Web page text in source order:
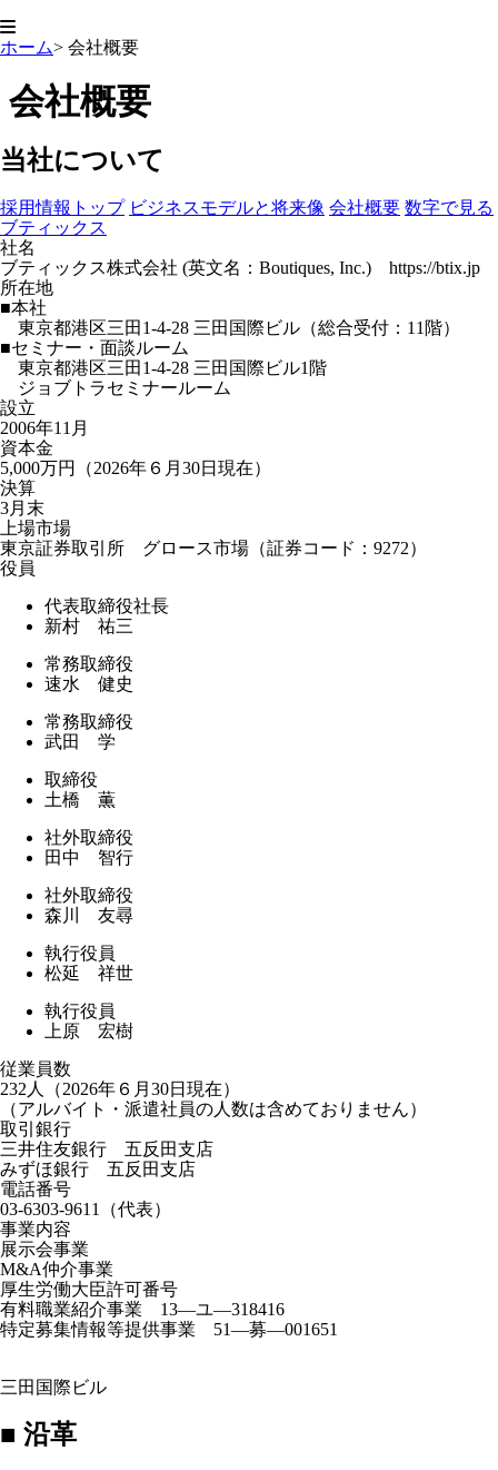
ホーム> 会社概要
会社概要
当社について
採用情報トップ ビジネスモデルと将来像 会社概要 数字で見る
ブティックス
社名
ブティックス株式会社 (英文名：Boutiques, Inc.) https://btix.jp
所在地
■本社
東京都港区三田1-4-28 三田国際ビル（総合受付：11階）
■セミナー・面談ルーム
東京都港区三田1-4-28 三田国際ビル1階
ジョブトラセミナールーム
設立
2006年11月
資本金
5,000万円（2026年６月30日現在）
決算
3月末
上場市場
東京証券取引所 グロース市場（証券コード：9272）
役員
代表取締役社長
新村 祐三
常務取締役
速水 健史
常務取締役
武田 学
取締役
土橋 薫
社外取締役
田中 智行
社外取締役
森川 友尋
執行役員
松延 祥世
執行役員
上原 宏樹
従業員数
232人（2026年６月30日現在）
（アルバイト・派遣社員の人数は含めておりません）
取引銀行
三井住友銀行 五反田支店
みずほ銀行 五反田支店
電話番号
03-6303-9611（代表）
事業内容
展示会事業
M&A仲介事業
厚生労働大臣許可番号
有料職業紹介事業 13―ユ―318416
特定募集情報等提供事業 51―募―001651
三田国際ビル
■ 沿革